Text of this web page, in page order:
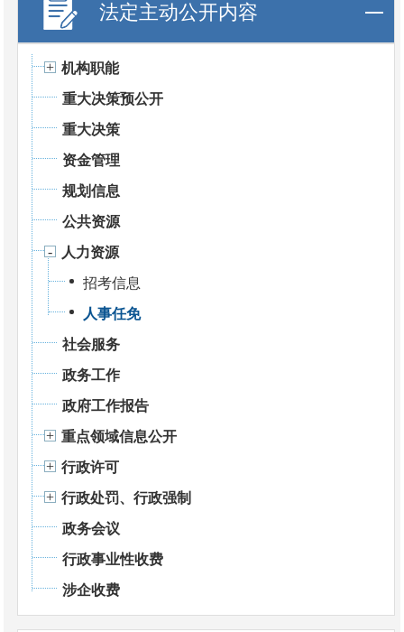
法定主动公开内容
机构职能
重大决策预公开
重大决策
资金管理
规划信息
公共资源
人力资源
招考信息
人事任免
社会服务
政务工作
政府工作报告
重点领域信息公开
行政许可
行政处罚、行政强制
政务会议
行政事业性收费
涉企收费